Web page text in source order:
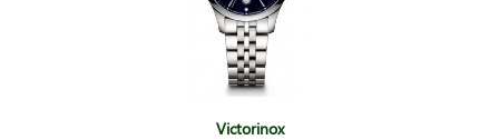
Victorinox